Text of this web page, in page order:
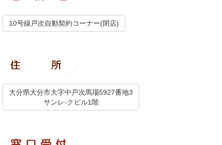
10号線戸次自動契約コーナー(閉店)
大分県大分市大字中戸次馬場5927番地3
サンレ-クビル1階